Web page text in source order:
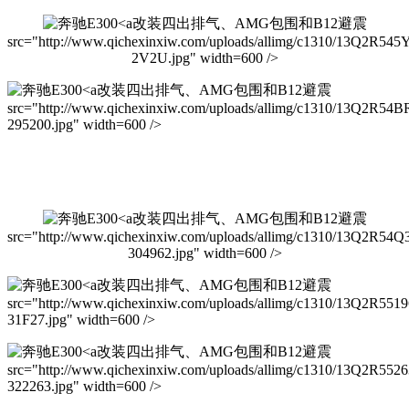
改装四出排气、AMG包围和B12避震
src="http://www.qichexinxiw.com/uploads/allimg/c1310/
2V2U.jpg" width=600 />
改装四出排气、AMG包围和B12避震
src="http://www.qichexinxiw.com/uploads/allimg/c1310/
295200.jpg" width=600 />
改装四出排气、AMG包围和B12避震
src="http://www.qichexinxiw.com/uploads/allimg/c1310/
304962.jpg" width=600 />
改装四出排气、AMG包围和B12避震
src="http://www.qichexinxiw.com/uploads/allimg/c1310/
31F27.jpg" width=600 />
改装四出排气、AMG包围和B12避震
src="http://www.qichexinxiw.com/uploads/allimg/c1310/
322263.jpg" width=600 />